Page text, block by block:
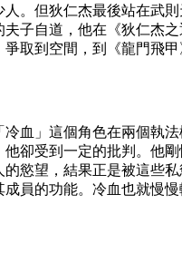
。但狄仁杰最後站在武
子自道，他在《狄仁杰
取到空間，到《龍門飛
血」這個角色在兩個執
卻受到一定的批判。他
慾望，結果正是被這些
員的功能。冷血也就慢